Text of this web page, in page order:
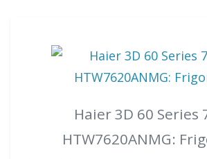
Haier 3D 60 Series
HTW7620ANMG: